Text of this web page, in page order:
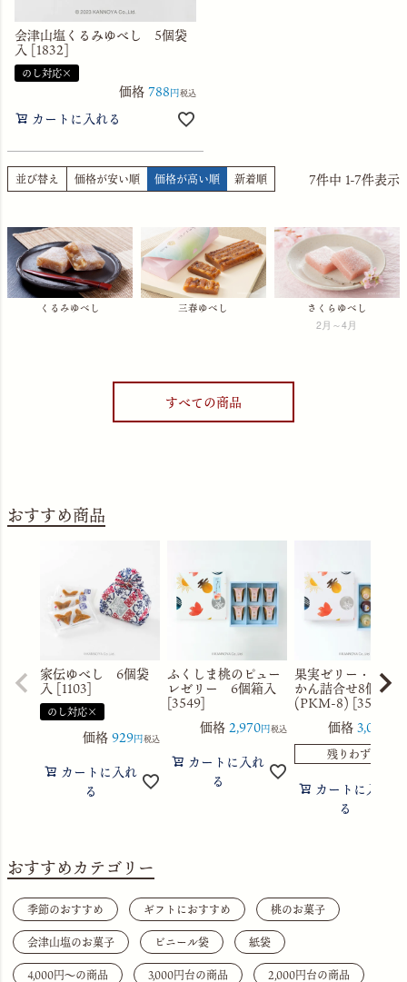
会津山塩くるみゆべし 5個袋
入 [1832]
のし対応×
価格788 税込
カートに入れる
並び替え 価格が安い順 価格が高い順 新着順 7件中 1-7件表示
くるみゆべし 三春ゆべし さくらゆべし
2月～4月
すべての商品
おすすめ商品
家伝ゆべし 6個袋
入 [1103]
のし対応×
価格929 税込
カートに入れ
る
ふくしま桃のピュー
レゼリー 6個箱入
[3549]
価格2,970 税込
カートに入れ
る
果実ゼリー・水よ
かん詰合せ8個箱入
(PKM-8) [3560]
価格3,056
残りわずか
カートに入れ
る
おすすめカテゴリー
季節のおすすめ ギフトにおすすめ
桃のお菓子
会津山塩のお菓子
ビニール袋
紙袋
4,000円〜の商品
3,000円台の商品
2,000円台の商品